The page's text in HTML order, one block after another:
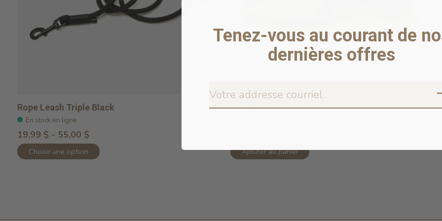
Rope Leash Triple Black
En stock en ligne
19,99 $ - 55,00 $
Choisir une option
Copy of Fetch Footwear Collection P...
Ajouter au panier
Tenez-vous au courant de
dernières offres